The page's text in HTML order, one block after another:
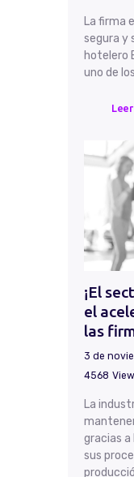
La firma
segura y
hotelero
uno de
¡El
el
las
3 de
4568
La
gracias
sus